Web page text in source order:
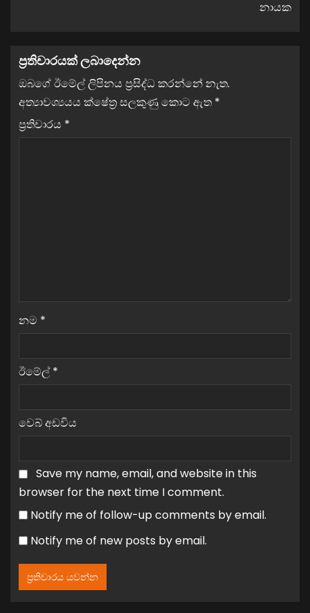
නායක
ප්‍රතිචාරයක් ලබාදෙන්න
ඔබගේ ඊමේල් ලිපිනය ප්‍රසිද්ධ කරන්නේ නැත.
අත්‍යාවශ්‍යයය ක්ෂේත්‍ර සලකුණු කොට ඇත *
ප්‍රතිචාරය *
නම *
ඊමේල් *
වෙබ් අඩවිය
Save my name, email, and website in this
browser for the next time I comment.
Notify me of follow-up comments by email.
Notify me of new posts by email.